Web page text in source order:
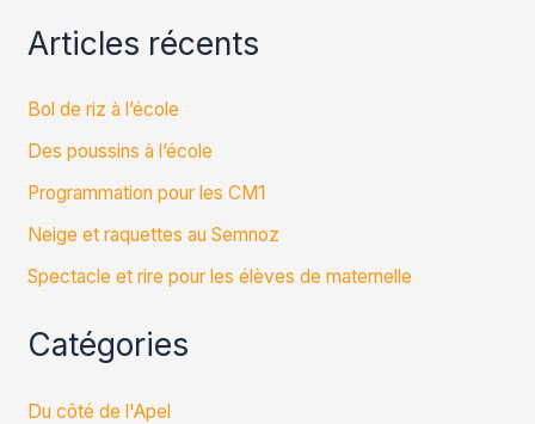
Articles récents
Bol de riz à l’école
Des poussins à l’école
Programmation pour les CM1
Neige et raquettes au Semnoz
Spectacle et rire pour les élèves de maternelle
Catégories
Du côté de l'Apel